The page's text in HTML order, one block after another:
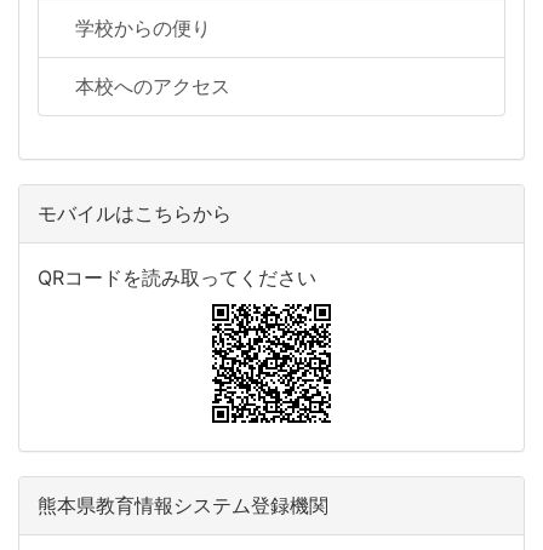
学校からの便り
本校へのアクセス
モバイルはこちらから
QRコードを読み取ってください
熊本県教育情報システム登録機関